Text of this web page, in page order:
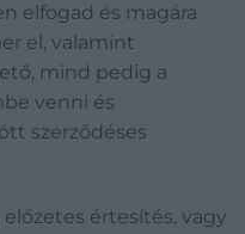
elfogad és magára
el, valamint
mind pedig a
venni és
szerződéses
értesítés, vagy